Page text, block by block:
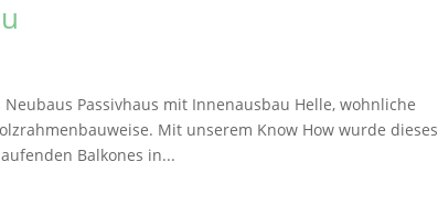
Passivhaus mit Innenausbau Helle, wohnliche
Mit unserem Know How wurde dieses
Balkones in...